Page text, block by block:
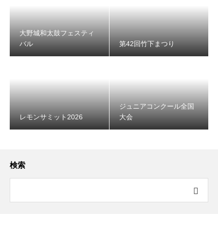
大野城和太鼓フェスティ
バル
第42回竹下まつり
レモンサミット2026
ジュニアコンクール全国
大会
検索